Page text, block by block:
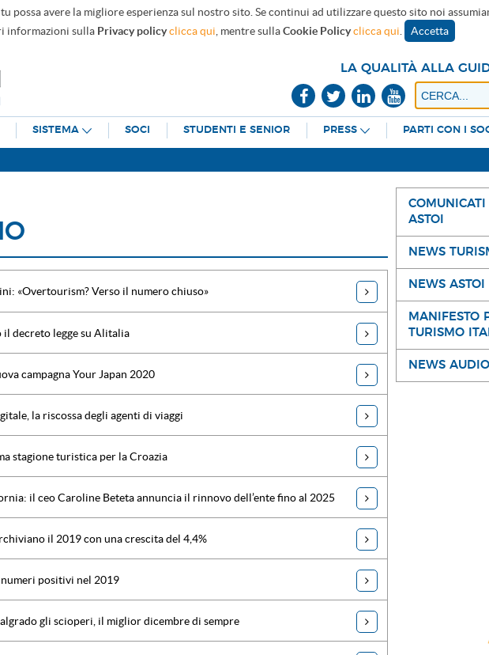
possa avere la migliore esperienza sul nostro sito. Se continui ad utilizzare questo sito noi
informazioni sulla Privacy policy clicca qui , mentre sullaCookie Policy clicca qui Accetta
LA QUALITÀ ALLA
SISTEMA SOCI STUDENTI E SENIOR PRESS PARTI CON I
COMUNICATI
ASTOI
NEWS
NEWS ASTOI
MANIFESTO
TURISMO
NEWS
«Overtourism? Verso il numero chiuso»
decreto legge su Alitalia
campagna Your Japan 2020
la riscossa degli agenti di viaggi
stagione turistica per la Croazia
il ceo Caroline Beteta annuncia il rinnovo dell’ente fino al 2025
il 2019 con una crescita del 4,4%
numeri positivi nel 2019
gli scioperi, il miglior dicembre di sempre